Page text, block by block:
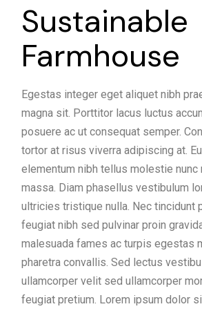
Sustainable
Farmhouse
Egestas integer eget aliquet nibh
magna sit. Porttitor lacus luctus
posuere ac ut consequat semper.
tortor at risus viverra adipiscing at.
elementum nibh tellus molestie nunc
massa. Diam phasellus vestibulum
ultricies tristique nulla. Nec tincidunt
feugiat nibh sed pulvinar proin
malesuada fames ac turpis egestas
pharetra convallis. Sed lectus
ullamcorper velit sed ullamcorper
feugiat pretium. Lorem ipsum dolor